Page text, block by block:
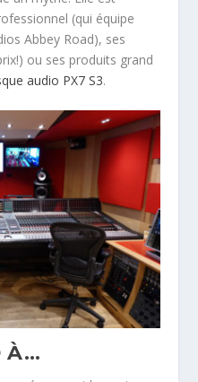
(qui équipe
Abbey Road), ses
ou ses produits grand
audio PX7 S3.
À…